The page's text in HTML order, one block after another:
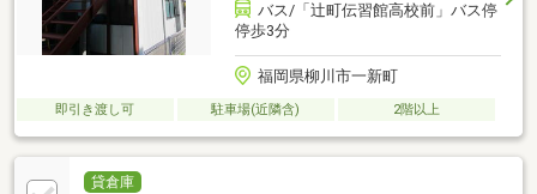
バス/「辻町伝習館高校前」バス停
停歩3分
福岡県柳川市一新町
即引き渡し可 駐車場(近隣含) 2階以上
貸倉庫